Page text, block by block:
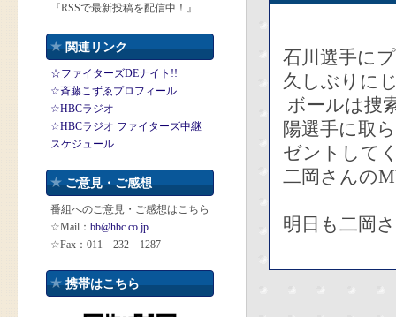
『RSSで最新投稿を配信中！』
関連リンク
☆ファイターズDEナイト!!
☆斉藤こずゑプロフィール
☆HBCラジオ
☆HBCラジオ ファイターズ中継
スケジュール
ご意見・ご感想
番組へのご意見・ご感想はこちら
☆Mail： bb@hbc.co.jp
☆Fax：011－232－1287
携帯はこちら
石川選手に
久しぶりに
ボールは捜
陽選手に取
ゼントして
二岡さんの
明日も二岡